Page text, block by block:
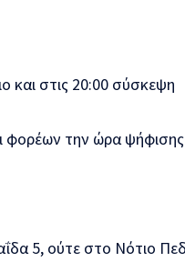
και στις 20:00 σύσκεψη
φορέων την ώρα
5, ούτε στο Νότιο